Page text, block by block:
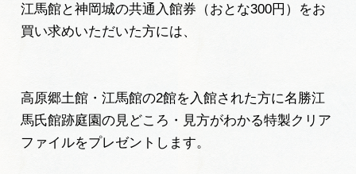
江馬館と神岡城の共通入館券（おとな300円）をお
買い求めいただいた方には、
高原郷土館・江馬館の2館を入館された方に名勝江
馬氏館跡庭園の見どころ・見方がわかる特製クリア
ファイルをプレゼントします。